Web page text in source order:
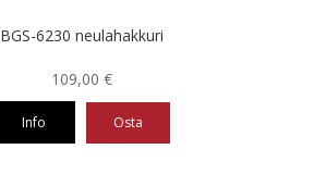
BGS-6230 neulahakkuri
109,00 €
Info Osta